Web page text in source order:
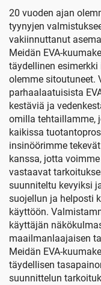
vedenpitävä
vetoketjuinen
matkalaukku,
kuljetuslaukku
20 vuoden ajan
tyynyjen
vakiinnuttanut
Meidän EVA-
täydellinen
olemme sitoutuneet.
parhaalaatuisista
kestäviä ja
omilla tehtaillamme,
kaikissa
insinöörimme
kanssa, jotta
vastaavat
suunniteltu kevyiksi
suojellun ja helposti
käyttöön.
käyttäjän
maailmanlaajaisen
Meidän EVA-
täydellisen
suunnittelun